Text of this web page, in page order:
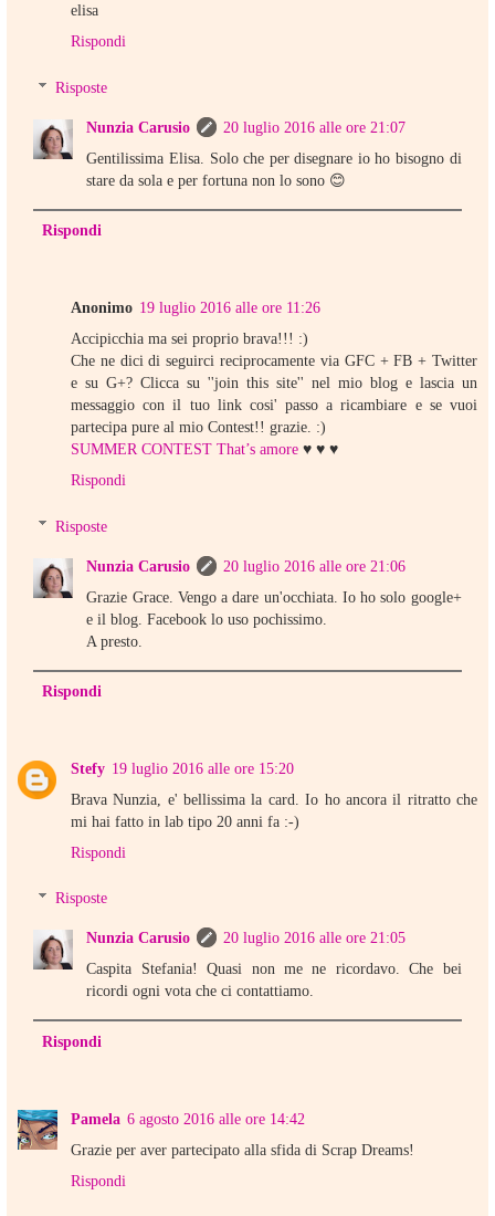
elisa
Rispondi
Risposte
Nunzia Carusio
20 luglio 2016 alle ore 21:07
Gentilissima Elisa. Solo che per disegnare io ho bisogno di
stare da sola e per fortuna non lo sono 😊
Rispondi
Anonimo 19 luglio 2016 alle ore 11:26
Accipicchia ma sei proprio brava!!! :)
Che ne dici di seguirci reciprocamente via GFC + FB + Twitter
e su G+? Clicca su ''join this site'' nel mio blog e lascia un
messaggio con il tuo link cosi' passo a ricambiare e se vuoi
partecipa pure al mio Contest!! grazie. :)
SUMMER CONTEST That’s amore ♥ ♥ ♥
Rispondi
Risposte
Nunzia Carusio
20 luglio 2016 alle ore 21:06
Grazie Grace. Vengo a dare un'occhiata. Io ho solo google+
e il blog. Facebook lo uso pochissimo.
A presto.
Rispondi
Stefy 19 luglio 2016 alle ore 15:20
Brava Nunzia, e' bellissima la card. Io ho ancora il ritratto che
mi hai fatto in lab tipo 20 anni fa :-)
Rispondi
Risposte
Nunzia Carusio
20 luglio 2016 alle ore 21:05
Caspita Stefania! Quasi non me ne ricordavo. Che bei
ricordi ogni vota che ci contattiamo.
Rispondi
Pamela 6 agosto 2016 alle ore 14:42
Grazie per aver partecipato alla sfida di Scrap Dreams!
Rispondi